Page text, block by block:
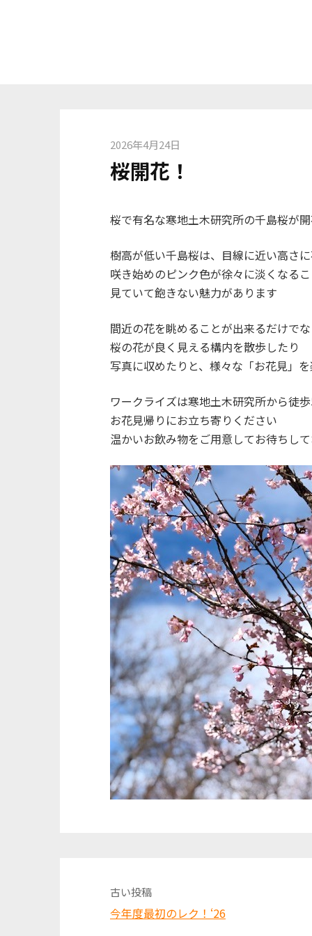
2026年4月24日
桜開花！
桜で有名な寒地土木研究所の千島桜が
樹高が低い千島桜は、目線に近い高さ
咲き始めのピンク色が徐々に淡くなる
見ていて飽きない魅力があります
間近の花を眺めることが出来るだけでな
桜の花が良く見える構内を散歩したり
写真に収めたりと、様々な「お花見」
ワークライズは寒地土木研究所から徒
お花見帰りにお立ち寄りください
温かいお飲み物をご用意してお待ちし
古い投稿
今年度最初のレク！‘26